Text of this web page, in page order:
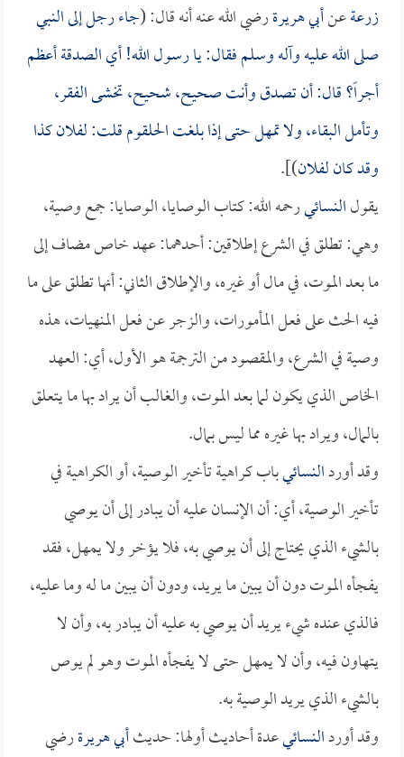
زرعةعنأبي هريرةرضي الله عنه أنه قال: (جاء رجل إلى النبي
صلى الله عليه وآله وسلم فقال: يا رسول الله! أي الصدقة أعظم
أجراً؟ قال: أن تصدق وأنت صحيح، شحيح، تخشى الفقر،
وتأمل البقاء، ولا تمهل حتى إذا بلغت الحلقوم قلت: لفلان كذا
وقد كان لفلان)].
يقولالنسائيرحمه الله: كتاب الوصايا، الوصايا: جمع وصية،
وهي: تطلق في الشرع إطلاقين: أحدهما: عهد خاص مضاف إلى
ما بعد الموت، في مال أو غيره، والإطلاق الثاني: أنها تطلق على ما
فيه الحث على فعل المأمورات، والزجر عن فعل المنهيات، هذه
وصية في الشرع، والمقصود من الترجمة هو الأول، أي: العهد
الخاص الذي يكون لما بعد الموت، والغالب أن يراد بها ما يتعلق
بالمال، ويراد بها غيره مما ليس بمال.
وقد أوردالنسائيباب كراهية تأخير الوصية، أو الكراهية في
تأخير الوصية، أي: أن الإنسان عليه أن يبادر إلى أن يوصي
بالشيء الذي يحتاج إلى أن يوصي به، فلا يؤخر ولا يمهل، فقد
يفجأه الموت دون أن يبين ما يريد، ودون أن يبين ما له وما عليه،
فالذي عنده شيء يريد أن يوصي به عليه أن يبادر به، وأن لا
يتهاون فيه، وأن لا يمهل حتى لا يفجأه الموت وهو لم يوص
بالشيء الذي يريد الوصية به.
وقد أوردالنسائيعدة أحاديث أولها: حديثأبي هريرةرضي